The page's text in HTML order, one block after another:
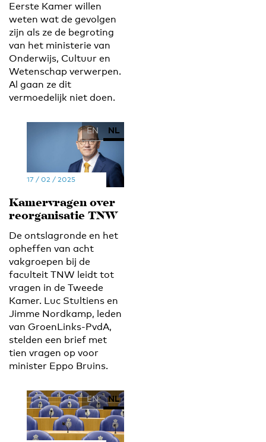
Eerste Kamer willen
weten wat de gevolgen
zijn als ze de begroting
van het ministerie van
Onderwijs, Cultuur en
Wetenschap verwerpen.
Al gaan ze dit
vermoedelijk niet doen.
EN NL
17 / 02 / 2025
Kamervragen over
reorganisatie TNW
De ontslagronde en het
opheffen van acht
vakgroepen bij de
faculteit TNW leidt tot
vragen in de Tweede
Kamer. Luc Stultiens en
Jimme Nordkamp, leden
van GroenLinks-PvdA,
stelden een brief met
tien vragen op voor
minister Eppo Bruins.
EN NL